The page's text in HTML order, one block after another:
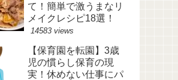
て！簡単で激うまなリ
メイクレシピ18選！
14583 views
【保育園を転園】3歳
児の慣らし保育の現
実！休めない仕事にパ